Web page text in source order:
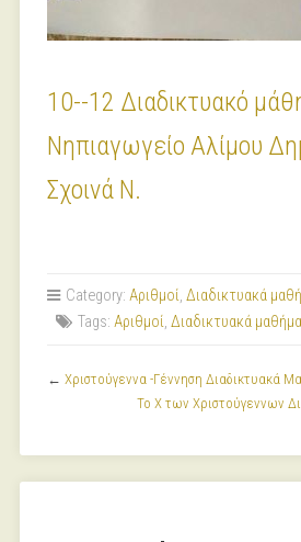
10--12 Διαδικτυακό
Νηπιαγωγείο Αλίμου
Σχοινά Ν.
Category: Αριθμοί, Διαδικτυακά
Tags: Αριθμοί, Διαδικτυακά
← Χριστούγεννα -Γέννηση Διαδικτυακά
Το Χ των Χριστούγεννων